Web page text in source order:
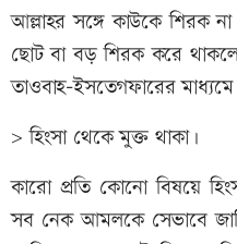
আল্লাহর সঙ্গে কাউকে শিরক
ছোট বা বড় শিরক করে
তাওবাহ-ইসতেগফারের
> হিংসা থেকে মুক্ত থাকা।
কারো প্রতি কোনো বিষয়ে
সব নেক আমলকে সেভাবে